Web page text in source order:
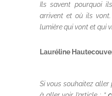
Ils savent pourquoi
arrivent et où ils
lumière qui vont et qui
Lauréline
Si vous souhaitez aller